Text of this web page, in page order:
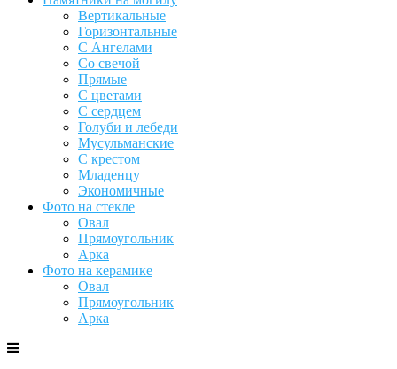
Вертикальные
Горизонтальные
С Ангелами
Со свечой
Прямые
С цветами
С сердцем
Голуби и лебеди
Мусульманские
С крестом
Младенцу
Экономичные
Фото на стекле
Овал
Прямоугольник
Арка
Фото на керамике
Овал
Прямоугольник
Арка